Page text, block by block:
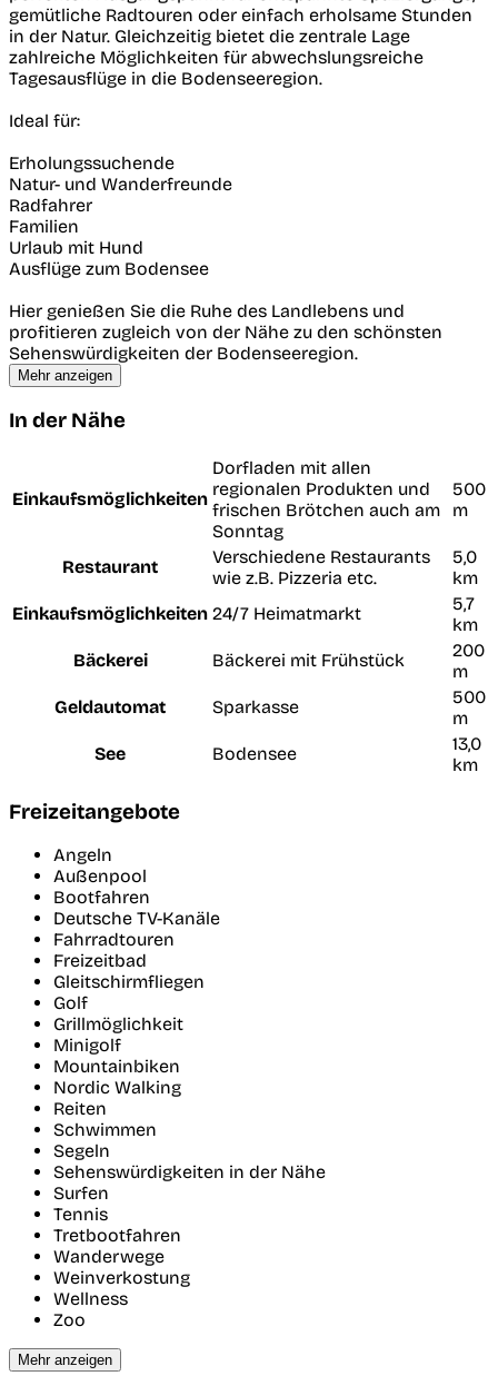
gemütliche Radtouren oder einfach erholsame Stunden
in der Natur. Gleichzeitig bietet die zentrale Lage
zahlreiche Möglichkeiten für abwechslungsreiche
Tagesausflüge in die Bodenseeregion.
Ideal für:
Erholungssuchende
Natur- und Wanderfreunde
Radfahrer
Familien
Urlaub mit Hund
Ausflüge zum Bodensee
Hier genießen Sie die Ruhe des Landlebens und
profitieren zugleich von der Nähe zu den schönsten
Sehenswürdigkeiten der Bodenseeregion.
Mehr anzeigen
In der Nähe
Einkaufsmöglichkeiten
Dorfladen mit allen
regionalen Produkten und
frischen Brötchen auch am
Sonntag
500
m
Restaurant
Verschiedene Restaurants
wie z.B. Pizzeria etc.
5,0
km
Einkaufsmöglichkeiten 24/7 Heimatmarkt
5,7
km
Bäckerei
Bäckerei mit Frühstück
200
m
Geldautomat
Sparkasse
500
m
See
Bodensee
13,0
km
Freizeitangebote
Angeln
Außenpool
Bootfahren
Deutsche TV-Kanäle
Fahrradtouren
Freizeitbad
Gleitschirmfliegen
Golf
Grillmöglichkeit
Minigolf
Mountainbiken
Nordic Walking
Reiten
Schwimmen
Segeln
Sehenswürdigkeiten in der Nähe
Surfen
Tennis
Tretbootfahren
Wanderwege
Weinverkostung
Wellness
Zoo
Mehr anzeigen